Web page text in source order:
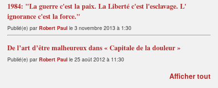
1984: "La guerre c'est la paix. La Liberté c'est l'esclavage. L'
ignorance c'est la force."
Publié(e) par Robert Paul le 3 novembre 2013 à 1:30
De l’art d’être malheureux dans « Capitale de la douleur »
Publié(e) par Robert Paul le 25 août 2012 à 11:30
Afficher tout